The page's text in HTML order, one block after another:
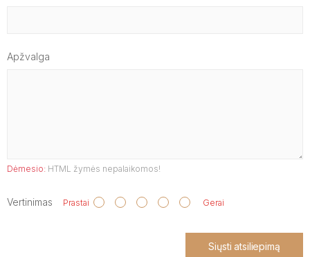
Apžvalga
Dėmesio: HTML žymės nepalaikomos!
Vertinimas Prastai Gerai
Siųsti atsiliepimą